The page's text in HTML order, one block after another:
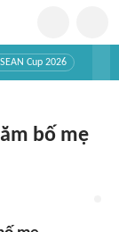
Cup 2026
bố mẹ